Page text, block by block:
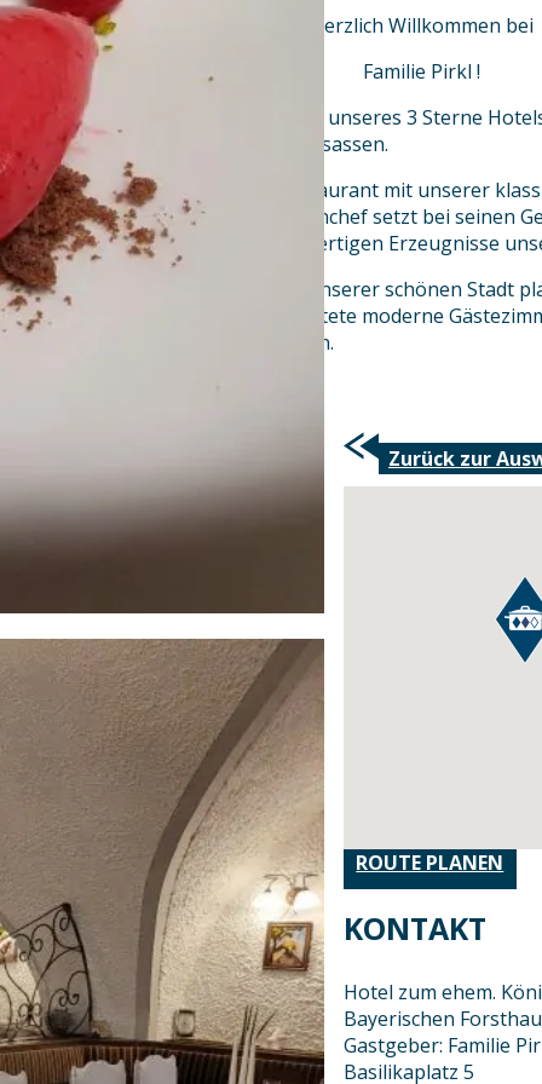
Herzlich Willkommen bei
Familie Pirkl !
Genießen Sie die einmalige Lage unseres 3 Sterne
Basilika in der Klosterstadt Waldsassen.
Lassen Sie sich in unserem Restaurant mit unserer
Küche verwöhnen. Unser Küchenchef setzt bei seinen
und absolute Frische der hochwertigen Erzeugnisse
Sollten Sie einen Aufenthalt in unserer schönen Stadt
behagliche und stilvoll eingerichtete moderne
entspannen und erholen können.
Zurück zur
ROUTE PLANEN
KONTAKT
Hotel zum ehem.
Bayerischen
Gastgeber: Familie
Basilikaplatz 5